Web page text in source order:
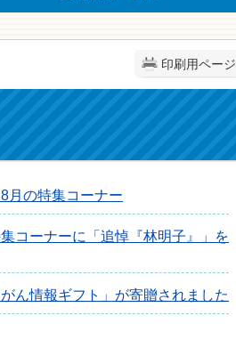
印刷用ページ
の特集コーナー
コーナーに「追悼『林明子』」を
ん情報ギフト」が寄贈されました